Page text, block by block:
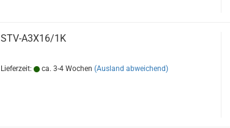
STV-A3X16/1K
Lieferzeit: ca. 3-4 Wochen (Ausland abweichend)